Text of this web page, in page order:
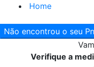
Home
Não
Verifique a